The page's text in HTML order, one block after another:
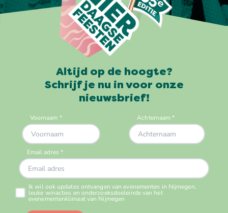
Altijd op de hoogte?
Schrijf je nu in voor onze
nieuwsbrief!